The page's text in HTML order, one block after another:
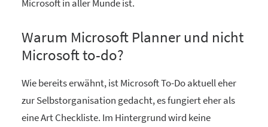
Microsoft in aller Munde ist.
Warum Microsoft Planner und nicht
Microsoft to-do?
Wie bereits erwähnt, ist Microsoft To-Do aktuell eher
zur Selbstorganisation gedacht, es fungiert eher als
eine Art Checkliste. Im Hintergrund wird keine